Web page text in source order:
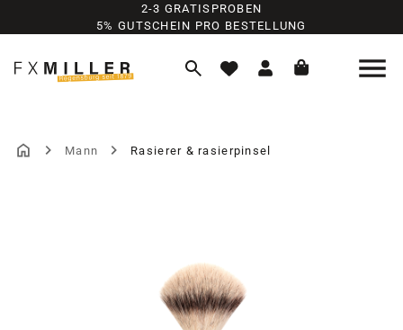
Zum Hauptinhalt springen
2-3 GRATISPROBEN
5% GUTSCHEIN PRO BESTELLUNG
Mann Rasierer & rasierpinsel